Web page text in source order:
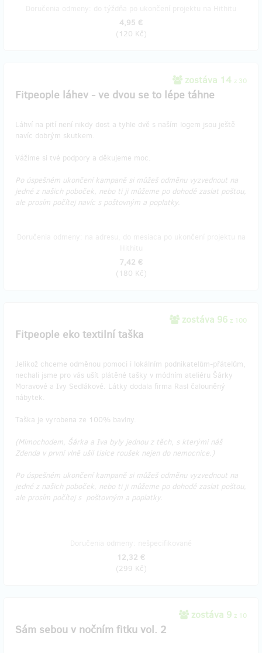
4,95 €
(120 Kč)
zostáva 14 z 30
Fitpeople láhev - ve dvou se to lépe táhne
Láhví na pití není nikdy dost a tyhle dvě s naším logem jsou ještě
navíc dobrým skutkem.
Vážíme si tvé podpory a děkujeme moc.
Po úspešném ukončení kampaně si můžeš odměnu vyzvednout na
jedné z našich poboček, nebo ti ji můžeme po dohodě zaslat poštou,
ale prosím počítej navíc s poštovným a poplatky.
7,42 €
(180 Kč)
zostáva 96 z 100
Fitpeople eko textilní taška
Jelikož chceme odměnou pomoci i lokálním podnikatelům-přátelům,
nechali jsme pro vás ušít plátěné tašky v módním ateliéru Šárky
Moravové a Ivy Sedlákové. Látky dodala firma Rasl čalouněný
nábytek.
Taška je vyrobena ze 100% bavlny.
(Mimochodem, Šárka a Iva byly jednou z těch, s kterými náš
Zdenda v první vlně ušil tisíce roušek nejen do nemocnice.)
Po úspešném ukončení kampaně si můžeš odměnu vyzvednout na
jedné z našich poboček, nebo ti ji můžeme po dohodě zaslat poštou,
ale prosím počítej s poštovným a poplatky.
12,32 €
(299 Kč)
zostáva 9 z 10
Sám sebou v nočním fitku vol. 2